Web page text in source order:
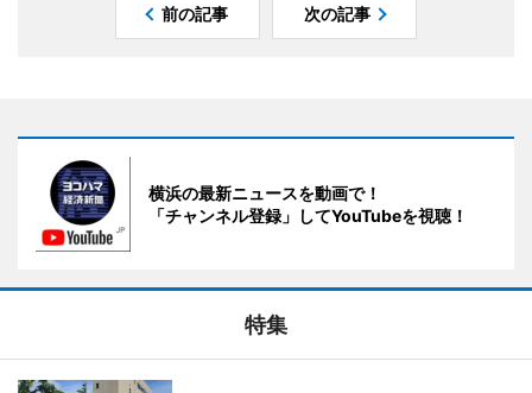
前の記事 次の記事
横浜の最新ニュースを動画で！
「チャンネル登録」してYouTubeを視聴！
特集